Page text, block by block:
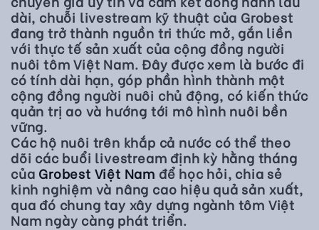
dài, chuỗi livestream kỹ thuật của Grobest
đang trở thành nguồn tri thức mở, gắn liền
với thực tế sản xuất của cộng đồng người
nuôi tôm Việt Nam. Đây được xem là bước đi
có tính dài hạn, góp phần hình thành một
cộng đồng người nuôi chủ động, có kiến thức
quản trị ao và hướng tới mô hình nuôi bền
vững.
Các hộ nuôi trên khắp cả nước có thể theo
dõi các buổi livestream định kỳ hằng tháng
của Grobest Việt Nam để học hỏi, chia sẻ
kinh nghiệm và nâng cao hiệu quả sản xuất,
qua đó chung tay xây dựng ngành tôm Việt
Nam ngày càng phát triển.